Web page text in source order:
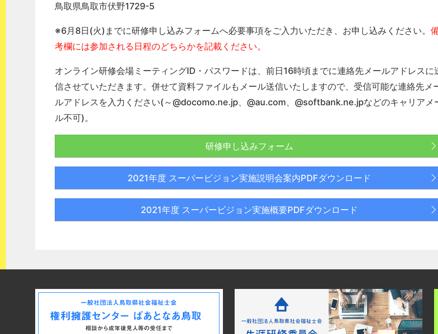
鳥取県鳥取市伏野1729-5
※6月8日(火)までに研修申し込みフォームへ必要事項をご入力いただき、お申し込みください。
考欄には参加される日程のどちらかを記載ください。
オンライン研修会場ミーティングID・パスワードは、前日16時頃までに連絡先メールアドレスに
信させていただきます。併せて資料ファイルもメール送信いたしますので、受信可能な連絡先メ
ルアドレスを入力ください(～@docomo.ne.jp、@au.com、@softbank.ne.jpなどのキャリアメ
ル不可)。
研修申し込みフォーム
2021年度 スーパービジョン実施説明会案内PDFダウンロード
2021年度 スーパービジョン実施概要PDFダウンロード